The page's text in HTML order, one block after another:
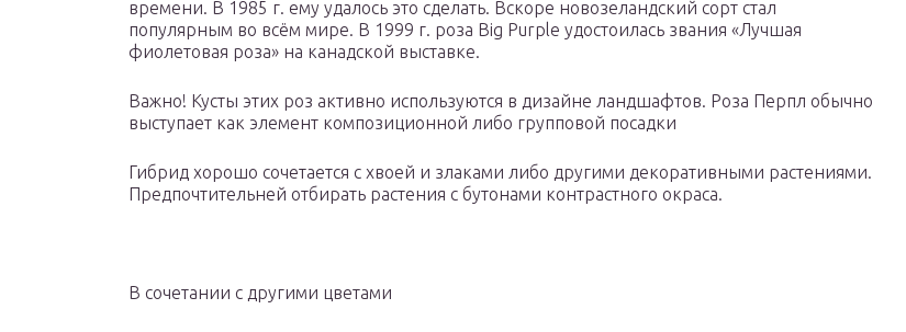
времени. В 1985 г. ему удалось это сделать. Вскоре новозеландский сорт стал
популярным во всём мире. В 1999 г. роза Big Purple удостоилась звания «Лучшая
фиолетовая роза» на канадской выставке.
Важно! Кусты этих роз активно используются в дизайне ландшафтов. Роза Перпл обычно
выступает как элемент композиционной либо групповой посадки
Гибрид хорошо сочетается с хвоей и злаками либо другими декоративными растениями.
Предпочтительней отбирать растения с бутонами контрастного окраса.
В сочетании с другими цветами